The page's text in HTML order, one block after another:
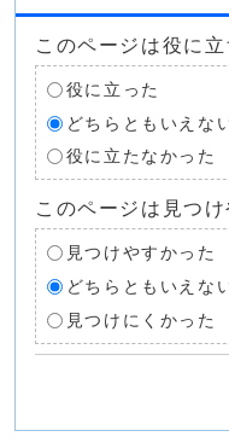
このページは役に立
役に立った
どちらともいえな
役に立たなかった
このページは見つ
見つけやすかった
どちらともいえな
見つけにくかった